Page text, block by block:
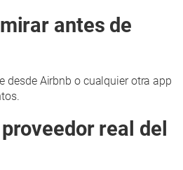
antes de
desde Airbnb o cualquier otra app
real del